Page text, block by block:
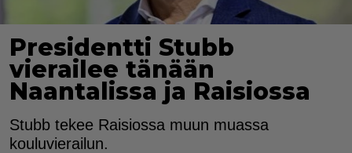
Presidentti Stubb
vierailee tänään
Naantalissa ja Raisiossa
Stubb tekee Raisiossa muun muassa
kouluvierailun.